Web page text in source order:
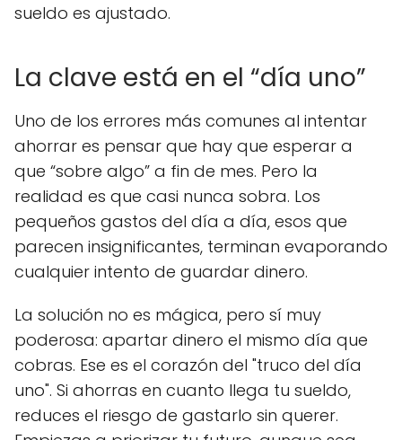
sueldo es ajustado.
La clave está en el “día uno”
Uno de los errores más comunes al intentar
ahorrar es pensar que hay que esperar a
que “sobre algo” a fin de mes. Pero la
realidad es que casi nunca sobra. Los
pequeños gastos del día a día, esos que
parecen insignificantes, terminan evaporando
cualquier intento de guardar dinero.
La solución no es mágica, pero sí muy
poderosa: apartar dinero el mismo día que
cobras. Ese es el corazón del "truco del día
uno". Si ahorras en cuanto llega tu sueldo,
reduces el riesgo de gastarlo sin querer.